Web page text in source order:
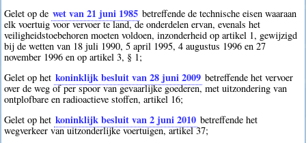
Gelet op de wet van 21 juni 1985 betreffende de technische eisen waaraan
elk voertuig voor vervoer te land, de onderdelen ervan, evenals het
veiligheidstoebehoren moeten voldoen, inzonderheid op artikel 1, gewijzigd
bij de wetten van 18 juli 1990, 5 april 1995, 4 augustus 1996 en 27
november 1996 en op artikel 3, § 1;
Gelet op het koninklijk besluit van 28 juni 2009 betreffende het vervoer
over de weg of per spoor van gevaarlijke goederen, met uitzondering van
ontplofbare en radioactieve stoffen, artikel 16;
Gelet op het koninklijk besluit van 2 juni 2010 betreffende het
wegverkeer van uitzonderlijke voertuigen, artikel 37;